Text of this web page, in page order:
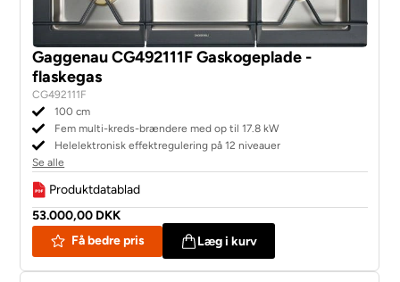
Gaggenau CG492111F Gaskogeplade -
flaskegas
CG492111F
100 cm
Fem multi-kreds-brændere med op til 17.8 kW
Helelektronisk effektregulering på 12 niveauer
Se alle
Produktdatablad
53.000,00 DKK
Få bedre pris
Læg i kurv